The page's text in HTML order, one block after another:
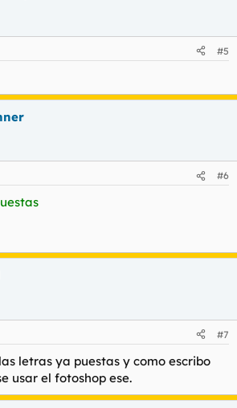
#5
#6
#7
letras ya puestas y como escribo
usar el fotoshop ese.